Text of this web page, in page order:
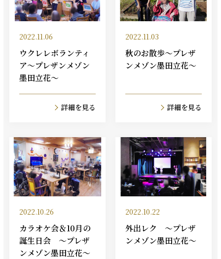
2022.11.06
ウクレレボランティ
ア～プレザンメゾン
墨田立花～
詳細を見る
2022.11.03
秋のお散歩～プレザ
ンメゾン墨田立花～
詳細を見る
2022.10.26
カラオケ会＆10月の
誕生日会 ～プレザ
ンメゾン墨田立花～
2022.10.22
外出レク ～プレザ
ンメゾン墨田立花～